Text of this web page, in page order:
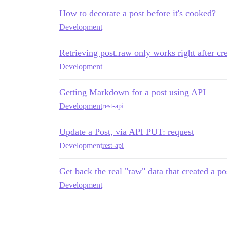
How to decorate a post before it's cooked?
Development
Retrieving post.raw only works right after
Development
Getting Markdown for a post using API
Developmentrest-api
Update a Post, via API PUT: request
Developmentrest-api
Get back the real "raw" data that created a
Development